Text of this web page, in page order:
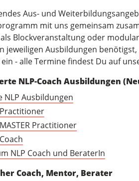
Aus- und
mit uns gemeinsam
Blockveranstaltung oder
jeweiligen Ausbildungen
- alle Termine findest Du auf
NLP-Coach Ausbildungen
NLP Ausbildungen
Practitioner
NLP Coach und BeraterIn
Coach, Mentor, Berater